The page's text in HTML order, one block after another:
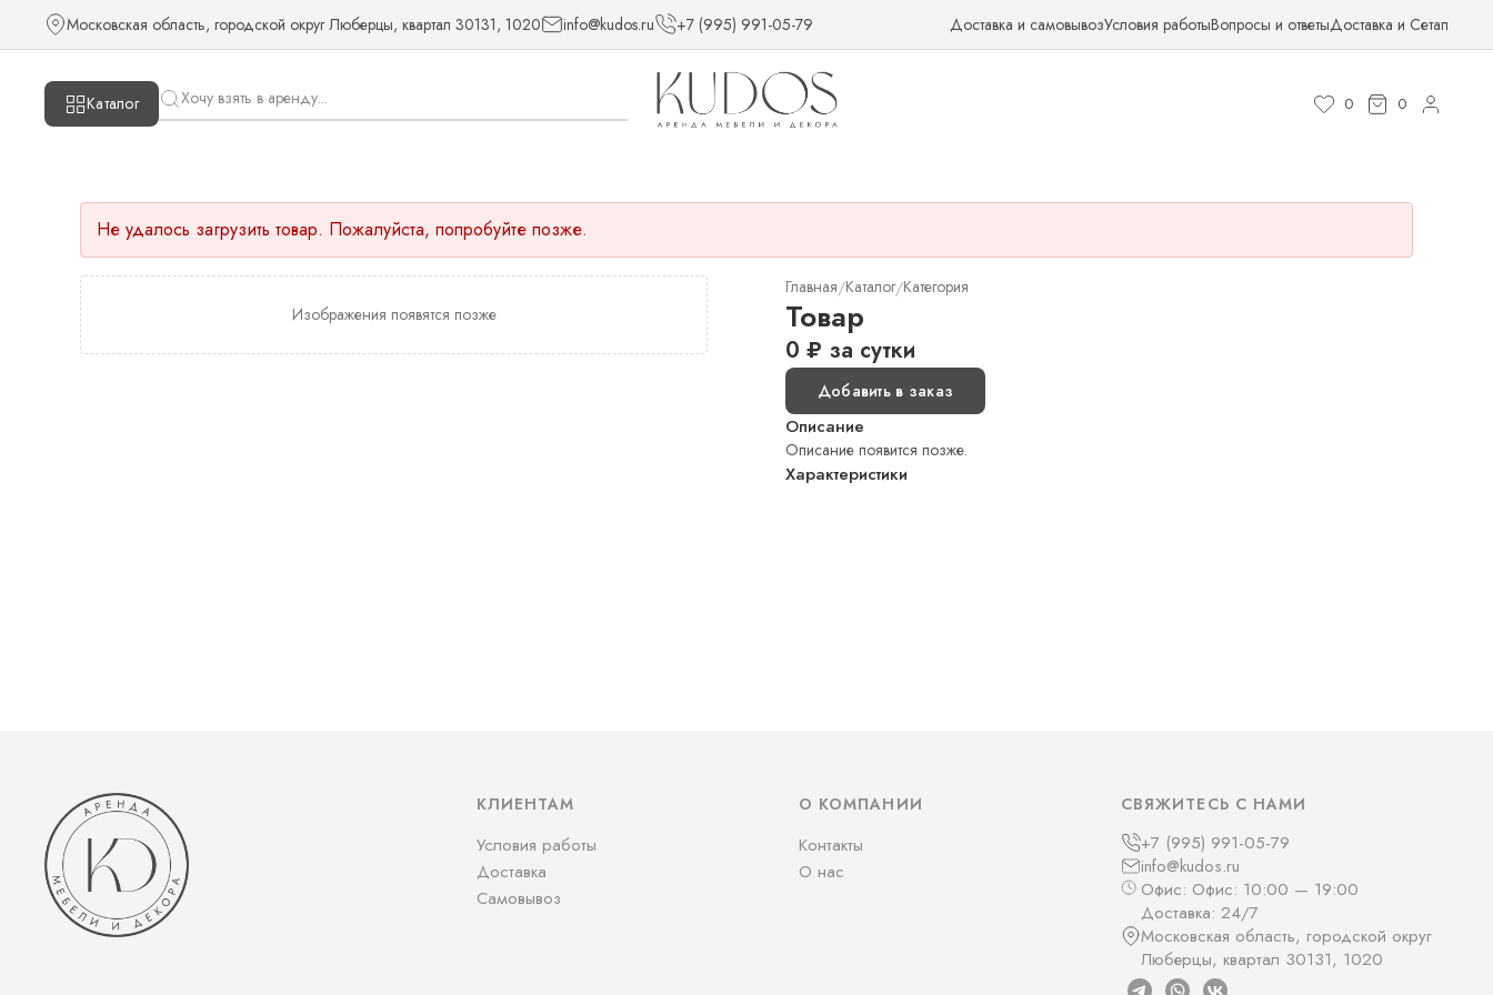
Московская область, городской округ Люберцы, квартал 30131, 1020 info@kudos.ru +7 (995) 991-05-79 Доставка и самовывозУсловия работыВопросы и ответыДоставка и Сетап
Каталог 0 0
Не удалось загрузить товар. Пожалуйста, попробуйте позже.
Изображения появятся позже
Главная/Каталог/Категория
Товар
0 ₽ за сутки
Добавить в заказ
Описание
Описание появится позже.
Характеристики
КЛИЕНТАМ
Условия работы
Доставка
Самовывоз
О КОМПАНИИ
Контакты
О нас
СВЯЖИТЕСЬ С НАМИ
+7 (995) 991-05-79
info@kudos.ru
Офис: Офис: 10:00 — 19:00
Доставка: 24/7
Московская область, городской округ
Люберцы, квартал 30131, 1020